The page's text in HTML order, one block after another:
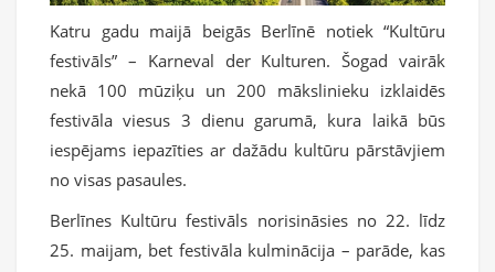
Katru gadu maijā beigās Berlīnē notiek “Kultūru
festivāls” – Karneval der Kulturen. Šogad vairāk
nekā 100 mūziķu un 200 mākslinieku izklaidēs
festivāla viesus 3 dienu garumā, kura laikā būs
iespējams iepazīties ar dažādu kultūru pārstāvjiem
no visas pasaules.
Berlīnes Kultūru festivāls norisināsies no 22. līdz
25. maijam, bet festivāla kulminācija – parāde, kas